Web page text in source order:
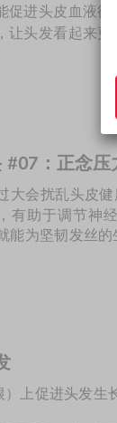
上促进头发生
大会扰乱头皮
有助于调节神
能为坚韧发丝的
#07：正念压
进头皮血液循
头发看起来更